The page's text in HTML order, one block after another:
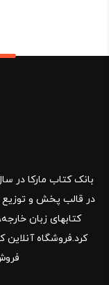
در قالب پخش و